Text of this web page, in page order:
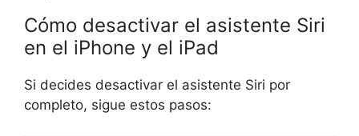
Cómo desactivar el asistente Siri
en el iPhone y el iPad
Si decides desactivar el asistente Siri por
completo, sigue estos pasos: